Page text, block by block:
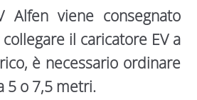
Alfen viene consegnato
il caricatore EV a
è necessario ordinare
5 o 7,5 metri.